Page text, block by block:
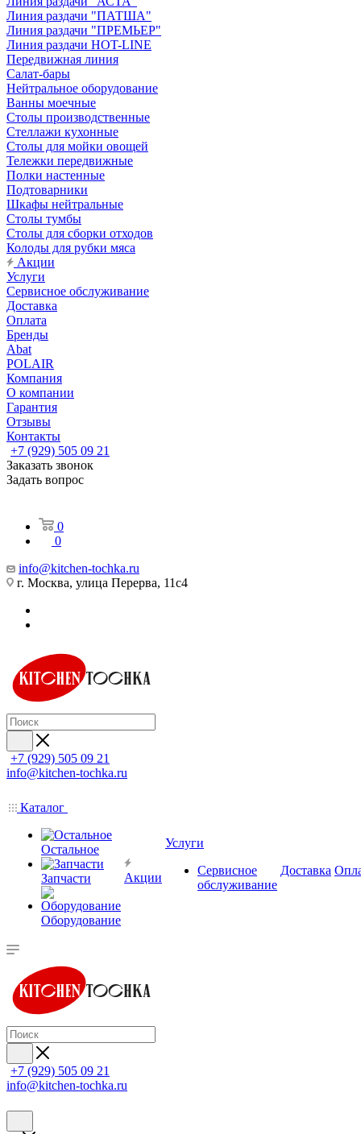
Линия раздачи "ПАТША"
Линия раздачи "ПРЕМЬЕР"
Линия раздачи HOT-LINE
Передвижная линия
Салат-бары
Нейтральное оборудование
Ванны моечные
Столы производственные
Стеллажи кухонные
Столы для мойки овощей
Тележки передвижные
Полки настенные
Подтоварники
Шкафы нейтральные
Столы тумбы
Столы для сборки отходов
Колоды для рубки мяса
Акции
Услуги
Сервисное обслуживание
Доставка
Оплата
Бренды
Abat
POLAIR
Компания
О компании
Гарантия
Отзывы
Контакты
+7 (929) 505 09 21
Заказать звонок
Задать вопрос
0
0
info@kitchen-tochka.ru
г. Москва, улица Перерва, 11с4
+7 (929) 505 09 21
info@kitchen-tochka.ru
Каталог
Остальное
Запчасти
Оборудование
Акции
Услуги
Сервисное
обслуживание
Доставка
+7 (929) 505 09 21
info@kitchen-tochka.ru